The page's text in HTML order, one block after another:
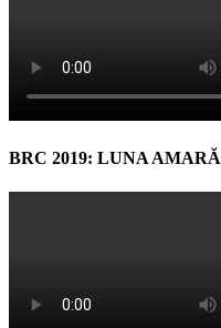
BRC 2019: LUNA AMARĂ